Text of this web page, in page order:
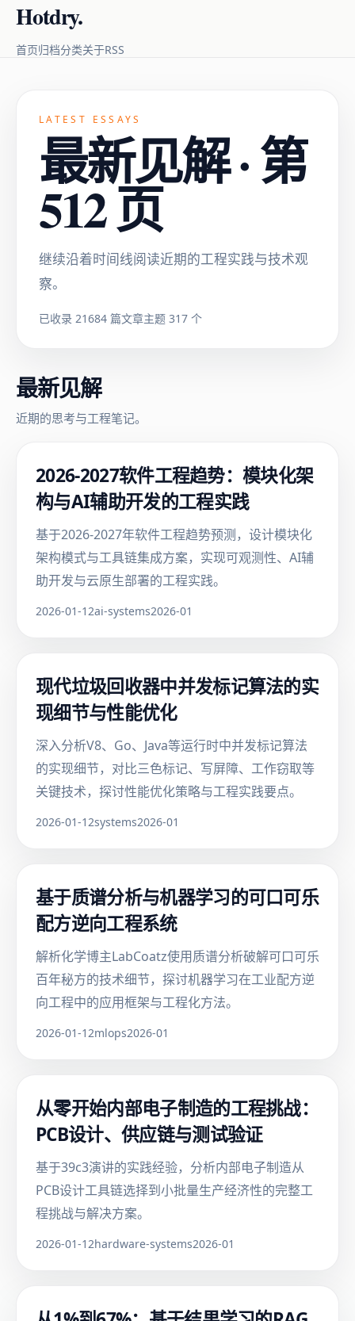
Hotdry.
首页归档分类关于RSS
LATEST ESSAYS
最新见解 · 第
512 页
继续沿着时间线阅读近期的工程实践与技术观
察。
已收录 21684 篇文章主题 317 个
最新见解
近期的思考与工程笔记。
2026-2027软件工程趋势：模块化架
构与AI辅助开发的工程实践
基于2026-2027年软件工程趋势预测，设计模块化
架构模式与工具链集成方案，实现可观测性、AI辅
助开发与云原生部署的工程实践。
2026-01-12ai-systems2026-01
现代垃圾回收器中并发标记算法的实
现细节与性能优化
深入分析V8、Go、Java等运行时中并发标记算法
的实现细节，对比三色标记、写屏障、工作窃取等
关键技术，探讨性能优化策略与工程实践要点。
2026-01-12systems2026-01
基于质谱分析与机器学习的可口可乐
配方逆向工程系统
解析化学博主LabCoatz使用质谱分析破解可口可乐
百年秘方的技术细节，探讨机器学习在工业配方逆
向工程中的应用框架与工程化方法。
2026-01-12mlops2026-01
从零开始内部电子制造的工程挑战：
PCB设计、供应链与测试验证
基于39c3演讲的实践经验，分析内部电子制造从
PCB设计工具链选择到小批量生产经济性的完整工
程挑战与解决方案。
2026-01-12hardware-systems2026-01